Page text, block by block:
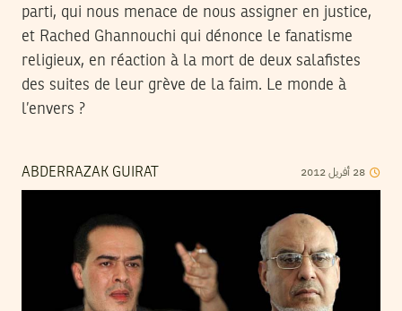
parti, qui nous menace de nous assigner en justice,
et Rached Ghannouchi qui dénonce le fanatisme
religieux, en réaction à la mort de deux salafistes
des suites de leur grève de la faim. Le monde à
l’envers ?
ABDERRAZAK GUIRAT 28 أفريل2012